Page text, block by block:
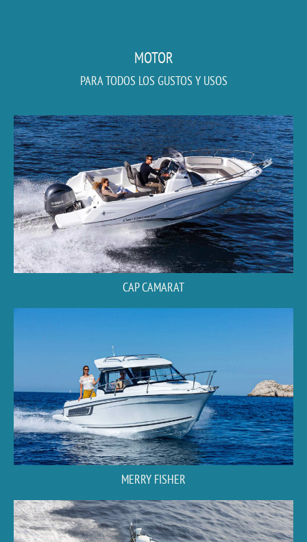
MOTOR
PARA TODOS LOS GUSTOS Y USOS
CAP CAMARAT
MERRY FISHER